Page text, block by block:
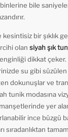
bile
bir şıklık
olan siyah şık
dikkat çeker.
su gibi
dokunuşlar ve
tunik modasına
manşetlerinde yer
ince büzgü
sıradanlıktan